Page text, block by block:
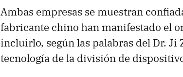
Ambas empresas se muestran
fabricante chino han manifestado el
incluirlo, según las palabras del Dr.
tecnología de la división de